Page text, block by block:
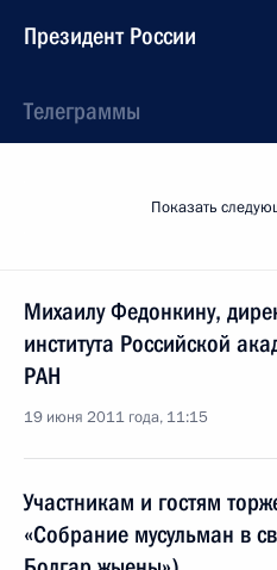
Президент России
Телеграммы
Показать
Михаилу Федонкину,
института Российской
РАН
19 июня 2011 года, 11:15
Участникам и гостям
«Собрание мусульман в